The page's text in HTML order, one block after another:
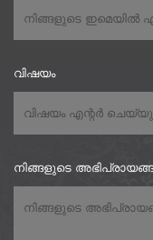
വിഷയം
നിങ്ങളുടെ